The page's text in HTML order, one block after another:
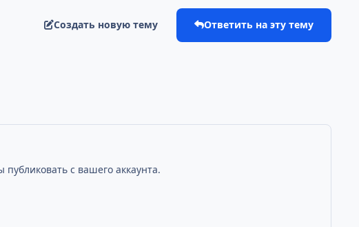
Создать новую тему Ответить на эту тему
публиковать с вашего аккаунта.